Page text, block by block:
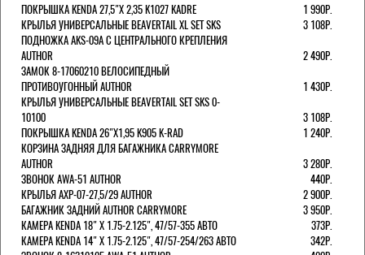
ПОКРЫШКА KENDA 27,5"Х 2,35 K1027 KADRE
1 990Р.
КРЫЛЬЯ УНИВЕРСАЛЬНЫЕ BEAVERTAIL XL SET SKS
3 108Р.
ПОДНОЖКА AKS-09A C ЦЕНТРАЛЬНОГО КРЕПЛЕНИЯ
AUTHOR
2 490Р.
ЗАМОК 8-17060210 ВЕЛОСИПЕДНЫЙ
ПРОТИВОУГОННЫЙ AUTHOR
1 430Р.
КРЫЛЬЯ УНИВЕРСАЛЬНЫЕ BEAVERTAIL SET SKS 0-
10100
3 108Р.
ПОКРЫШКА KENDA 26"Х1,95 K905 K-RAD
1 240Р.
КОРЗИНА ЗАДНЯЯ ДЛЯ БАГАЖНИКА CARRYMORE
AUTHOR
3 280Р.
ЗВОНОК AWA-51 AUTHOR
440Р.
КРЫЛЬЯ AXP-07-27,5/29 AUTHOR
2 900Р.
БАГАЖНИК ЗАДНИЙ AUTHOR CARRYMORE
3 950Р.
КАМЕРА KENDA 18" Х 1.75-2.125", 47/57-355 АВТО
373Р.
КАМЕРА KENDA 14" Х 1.75-2.125", 47/57-254/263 АВТО
342Р.